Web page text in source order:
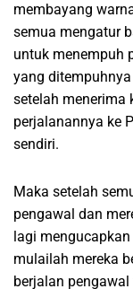
membayang
semua mengatur
untuk menempuh
yang
setelah menerima
perjalanannya ke
sendiri.
Maka setelah
pengawal dan
lagi
mulailah mereka
berjalan